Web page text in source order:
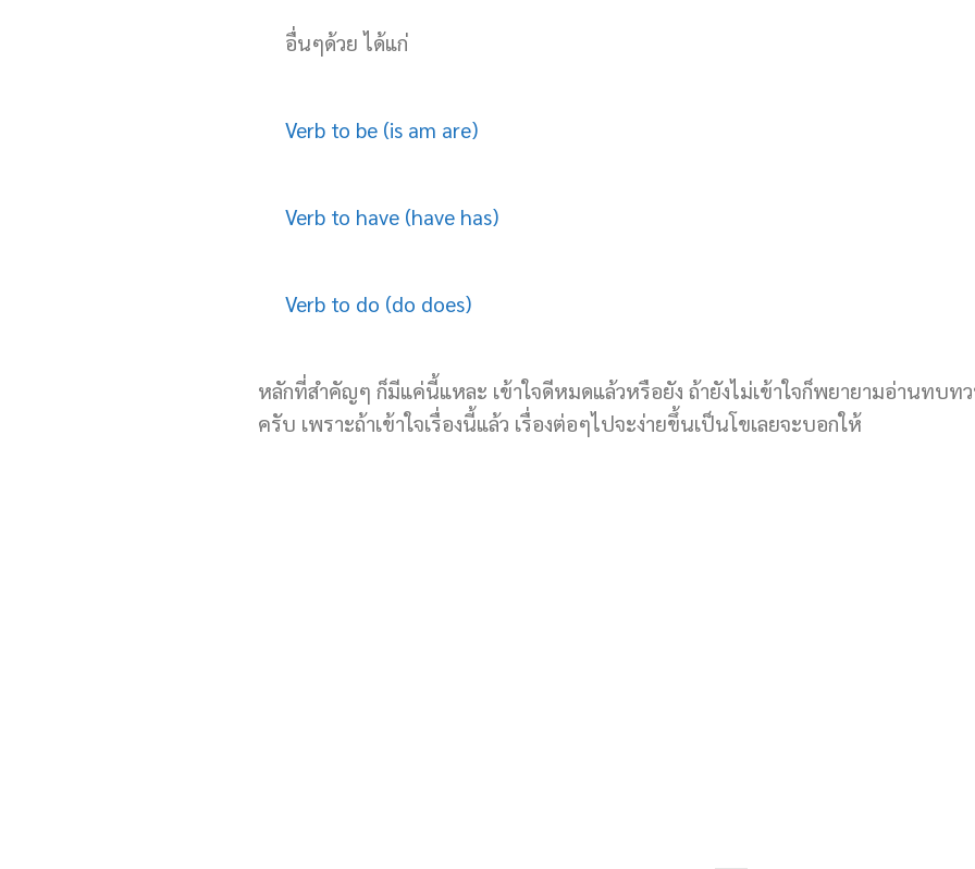
อื่นๆด้วย ได้แก่
Verb to be (is am are)
Verb to have (have has)
Verb to do (do does)
หลักที่สำคัญๆ ก็มีแค่นี้แหละ เข้าใจดีหมดแล้วหรือยัง ถ้ายังไม่เข้าใจก็พยายามอ่านทบทว
ครับ เพราะถ้าเข้าใจเรื่องนี้แล้ว เรื่องต่อๆไปจะง่ายขึ้นเป็นโขเลยจะบอกให้